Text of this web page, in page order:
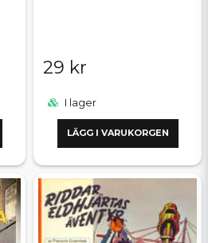
29 kr
I lager
LÄGG I VARUKORGEN